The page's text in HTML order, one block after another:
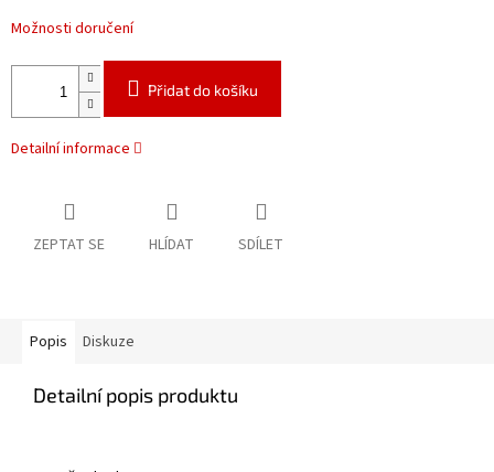
Možnosti doručení
Přidat do košíku
Detailní informace
ZEPTAT SE HLÍDAT SDÍLET
Popis Diskuze
Detailní popis produktu